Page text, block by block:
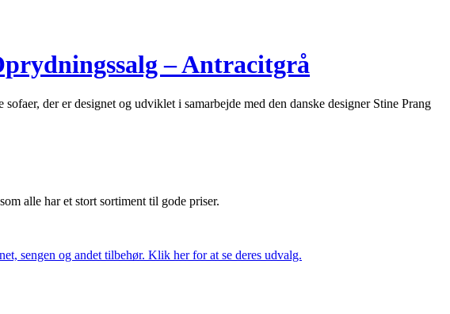
– Antracitgrå
der er designet og udviklet i samarbejde med den danske designer Stine Prang
alle har et stort sortiment til gode priser.
sengen og andet tilbehør. Klik her for at se deres udvalg.